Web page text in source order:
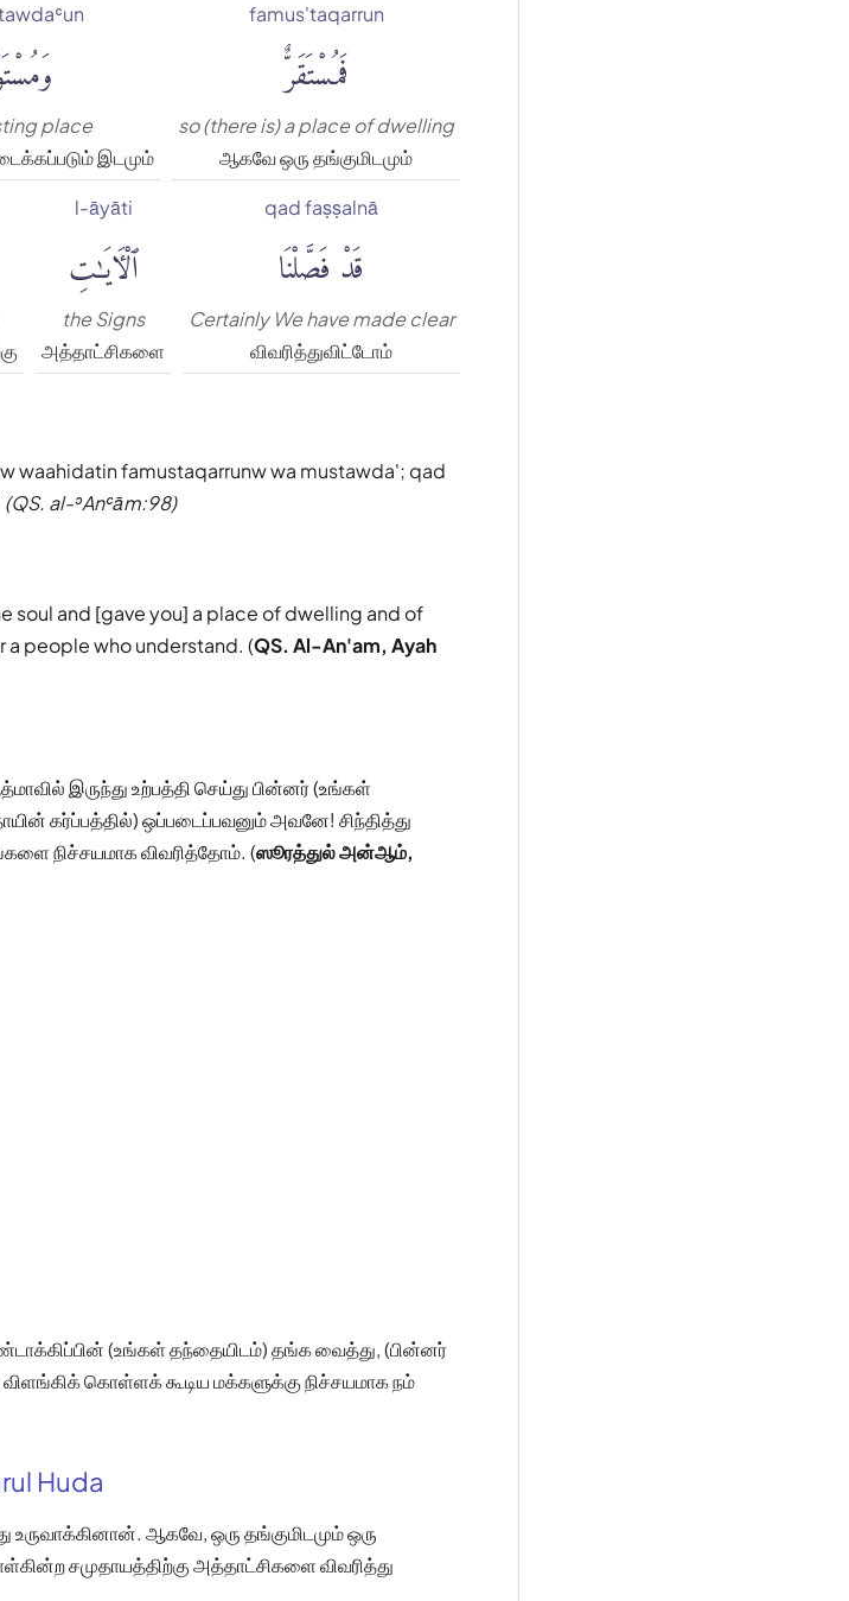
famus'taqarrun
فَمُسْتَقَرٌّ
so (there is) a place of dwelling
ஆகவே ஒரு தங்குமிடமும்
place
இடமும்
qad faṣṣalnā
قَدْ فَصَّلْنَا
Certainly We have made clear
விவரித்துவிட்டோம்
l-āyāti
ٱلْءَايَٰتِ
the Signs
அத்தாட்சிகளை
waahidatin famustaqarrunw wa mustawda'; qad
(QS. al-ʾAnʿām:98)
soul and [gave you] a place of dwelling and of
a people who understand. (QS. Al-An'am, Ayah
இருந்து உற்பத்தி செய்து பின்னர் (உங்கள்
கர்ப்பத்தில்) ஒப்படைப்பவனும் அவனே! சிந்தித்து
நிச்சயமாக விவரித்தோம். (ஸூரத்துல் அன்ஆம்,
(உங்கள் தந்தையிடம்) தங்க வைத்து, (பின்னர்
கொள்ளக் கூடிய மக்களுக்கு நிச்சயமாக நம்
Huda
ஆகவே, ஒரு தங்குமிடமும் ஒரு
சமுதாயத்திற்கு அத்தாட்சிகளை விவரித்து